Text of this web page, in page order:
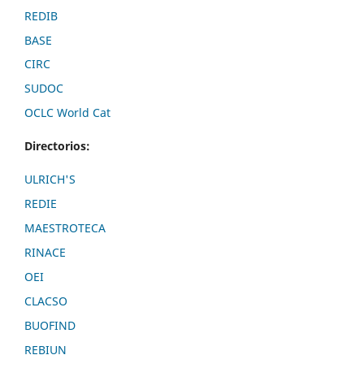
REDIB
BASE
CIRC
SUDOC
OCLC World Cat
Directorios:
ULRICH'S
REDIE
MAESTROTECA
RINACE
OEI
CLACSO
BUOFIND
REBIUN